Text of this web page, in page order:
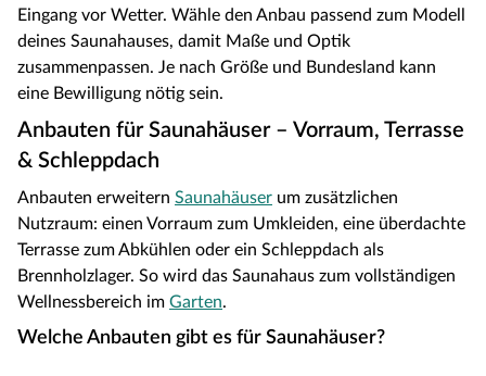
Eingang vor Wetter. Wähle den Anbau passend zum Modell
deines Saunahauses, damit Maße und Optik
zusammenpassen. Je nach Größe und Bundesland kann
eine Bewilligung nötig sein.
Anbauten für Saunahäuser – Vorraum, Terrasse
& Schleppdach
Anbauten erweitern Saunahäuser um zusätzlichen
Nutzraum: einen Vorraum zum Umkleiden, eine überdachte
Terrasse zum Abkühlen oder ein Schleppdach als
Brennholzlager. So wird das Saunahaus zum vollständigen
Wellnessbereich im Garten.
Welche Anbauten gibt es für Saunahäuser?